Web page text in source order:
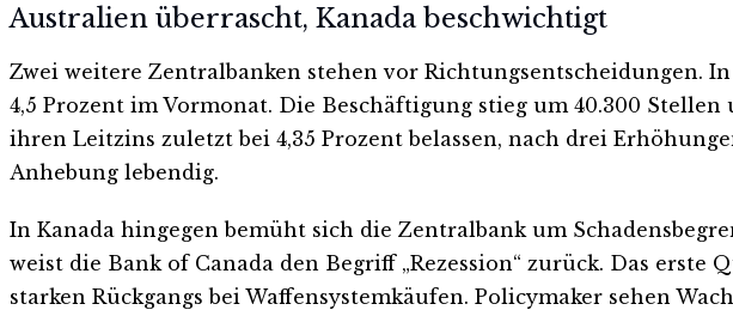
Australien überrascht, Kanada beschwichtigt
Zwei weitere Zentralbanken stehen vor Richtungsentscheidungen.
4,5 Prozent im Vormonat. Die Beschäftigung stieg um 40.300
ihren Leitzins zuletzt bei 4,35 Prozent belassen, nach drei
Anhebung lebendig.
In Kanada hingegen bemüht sich die Zentralbank um
weist die Bank of Canada den Begriff „Rezession“ zurück. Das
starken Rückgangs bei Waffensystemkäufen. Policymaker sehen